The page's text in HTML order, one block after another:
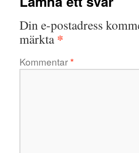
Din e-postadress
märkta*
Kommentar*